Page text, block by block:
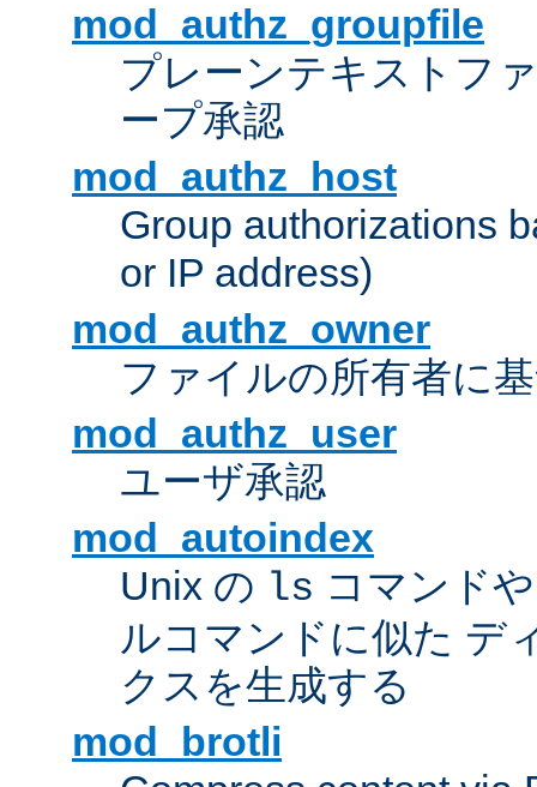
mod_authz_groupfile
プレーンテキストフ
ープ承認
mod_authz_host
Group authorizations
or IP address)
mod_authz_owner
ファイルの所有者に
mod_authz_user
ユーザ承認
mod_autoindex
Unix の ls コマンド
ルコマンドに似た デ
クスを生成する
mod_brotli